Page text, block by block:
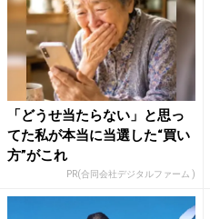
「どうせ当たらない」と思っ
てた私が本当に当選した“買い
方”がこれ
PR(合同会社デジタルファーム )